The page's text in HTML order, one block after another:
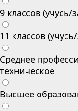
9 классов (учусь/
11 классов
Среднее
техническое
Высшее